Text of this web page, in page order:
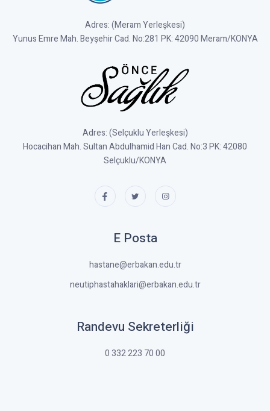
Adres: (Meram Yerleşkesi)
Yunus Emre Mah. Beyşehir Cad. No:281 PK: 42090 Meram/KONYA
Adres: (Selçuklu Yerleşkesi)
Hocacihan Mah. Sultan Abdulhamid Han Cad. No:3 PK: 42080
Selçuklu/KONYA
E Posta
hastane@erbakan.edu.tr
neutiphastahaklari@erbakan.edu.tr
Randevu Sekreterliği
0 332 223 70 00